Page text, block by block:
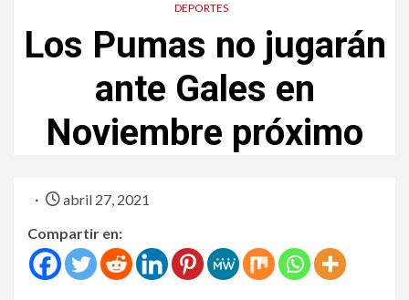
DEPORTES
Los Pumas no jugarán
ante Gales en
Noviembre próximo
abril 27, 2021
Compartir en: